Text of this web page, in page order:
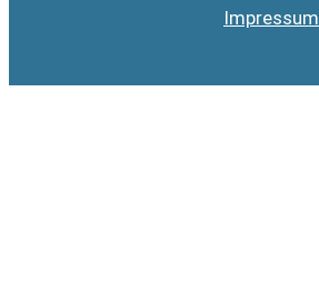
Impressum